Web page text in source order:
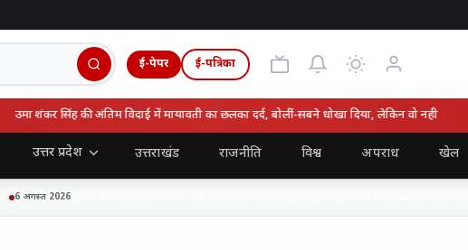
ई-पेपर ई-पत्रिका
उमा शंकर सिंह की अंतिम विदाई में मायावती का छलका दर्द, बोलीं-सबने धोखा दिया, लेकिन वो नही
उत्तर प्रदेश उत्तराखंड राजनीति विश्व अपराध खेल
6 अगस्त 2026यूपी में पीपीपी मॉडल पर बनेंगे 18 प्रीमियम बस स्टेशन, 1,100 करोड़ रुपये से अधिक निवेश की संभावना